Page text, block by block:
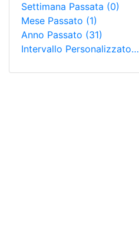
Settimana Passata (0)
Mese Passato (1)
Anno Passato (31)
Intervallo Personalizzato…